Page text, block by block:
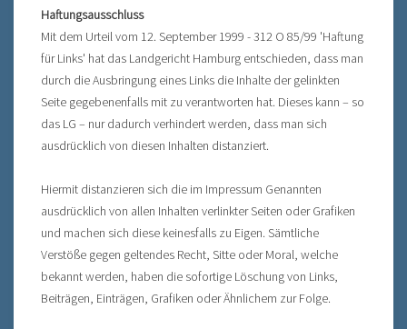
Haftungsausschluss
Mit dem Urteil vom 12. September 1999 - 312 O 85/99 'Haftung
für Links' hat das Landgericht Hamburg entschieden, dass man
durch die Ausbringung eines Links die Inhalte der gelinkten
Seite gegebenenfalls mit zu verantworten hat. Dieses kann – so
das LG – nur dadurch verhindert werden, dass man sich
ausdrücklich von diesen Inhalten distanziert.
Hiermit distanzieren sich die im Impressum Genannten
ausdrücklich von allen Inhalten verlinkter Seiten oder Grafiken
und machen sich diese keinesfalls zu Eigen. Sämtliche
Verstöße gegen geltendes Recht, Sitte oder Moral, welche
bekannt werden, haben die sofortige Löschung von Links,
Beiträgen, Einträgen, Grafiken oder Ähnlichem zur Folge.